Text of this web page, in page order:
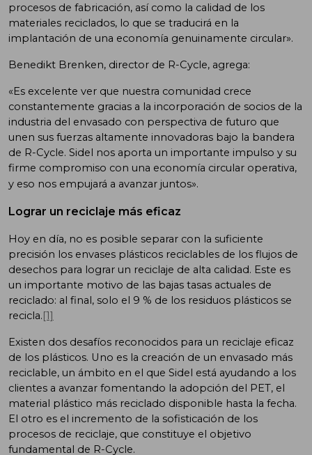
procesos de fabricación, así como la calidad de los
materiales reciclados, lo que se traducirá en la
implantación de una economía genuinamente circular».
Benedikt Brenken, director de R-Cycle, agrega:
«Es excelente ver que nuestra comunidad crece
constantemente gracias a la incorporación de socios de la
industria del envasado con perspectiva de futuro que
unen sus fuerzas altamente innovadoras bajo la bandera
de R-Cycle. Sidel nos aporta un importante impulso y su
firme compromiso con una economía circular operativa,
y eso nos empujará a avanzar juntos».
Lograr un reciclaje más eficaz
Hoy en día, no es posible separar con la suficiente
precisión los envases plásticos reciclables de los flujos de
desechos para lograr un reciclaje de alta calidad. Este es
un importante motivo de las bajas tasas actuales de
reciclado: al final, solo el 9 % de los residuos plásticos se
recicla.[1]
Existen dos desafíos reconocidos para un reciclaje eficaz
de los plásticos. Uno es la creación de un envasado más
reciclable, un ámbito en el que Sidel está ayudando a los
clientes a avanzar fomentando la adopción del PET, el
material plástico más reciclado disponible hasta la fecha.
El otro es el incremento de la sofisticación de los
procesos de reciclaje, que constituye el objetivo
fundamental de R-Cycle.